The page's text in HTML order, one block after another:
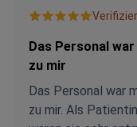
Das Personal
zu mir
Das Personal war
zu mir. Als